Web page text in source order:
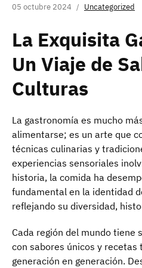
05 octubre 2024 Uncategorized
La Exquisita
Un Viaje de
Culturas
La gastronomía es mucho
alimentarse; es un arte que
técnicas culinarias y
experiencias sensoriales
historia, la comida ha
fundamental en la identidad
reflejando su diversidad,
Cada región del mundo tiene
con sabores únicos y recetas
generación en generación.